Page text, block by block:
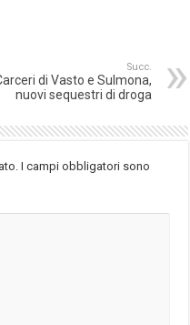
Succ.
di Vasto e Sulmona,
nuovi sequestri di droga
I campi obbligatori sono